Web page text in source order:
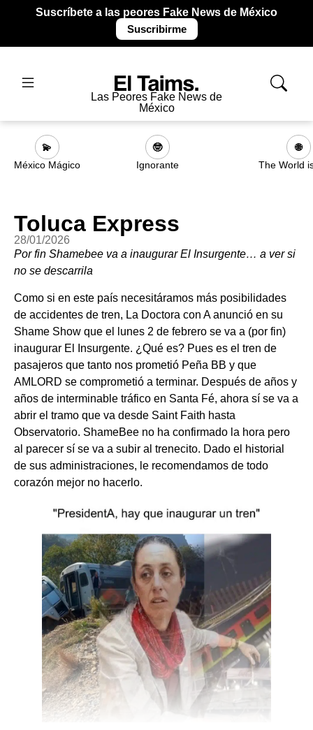
Suscríbete a las peores Fake News de México
Suscribirme
Las Peores Fake News de
México
💫
México Mágico
🤓
Ignorante
🌐
The World
Toluca Express
28/01/2026
Por fin Shamebee va a inaugurar El Insurgente… a ver si
no se descarrila
Como si en este país necesitáramos más posibilidades
de accidentes de tren, La Doctora con A anunció en su
Shame Show que el lunes 2 de febrero se va a (por fin)
inaugurar El Insurgente. ¿Qué es? Pues es el tren de
pasajeros que tanto nos prometió Peña BB y que
AMLORD se comprometió a terminar. Después de años y
años de interminable tráfico en Santa Fé, ahora sí se va a
abrir el tramo que va desde Saint Faith hasta
Observatorio. ShameBee no ha confirmado la hora pero
al parecer sí se va a subir al trenecito. Dado el historial
de sus administraciones, le recomendamos de todo
corazón mejor no hacerlo.